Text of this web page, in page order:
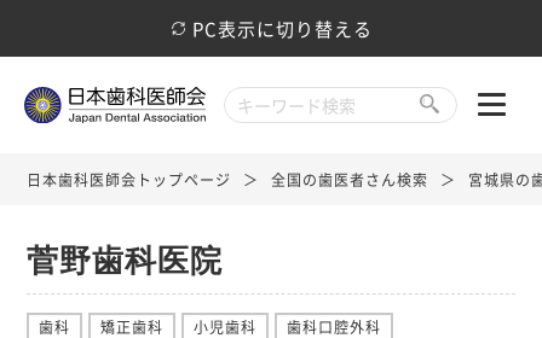
PC表示に切り替える
日本歯科医師会トップページ 全国の歯医者さん検索 宮城県の
菅野歯科医院
歯科 矯正歯科 小児歯科 歯科口腔外科